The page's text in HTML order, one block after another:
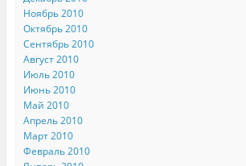
Ноябрь 2010
Октябрь 2010
Сентябрь 2010
Август 2010
Июль 2010
Июнь 2010
Май 2010
Апрель 2010
Март 2010
Февраль 2010